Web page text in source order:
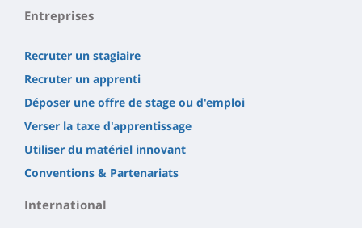
Entreprises
Recruter un stagiaire
Recruter un apprenti
Déposer une offre de stage ou d'emploi
Verser la taxe d'apprentissage
Utiliser du matériel innovant
Conventions & Partenariats
International